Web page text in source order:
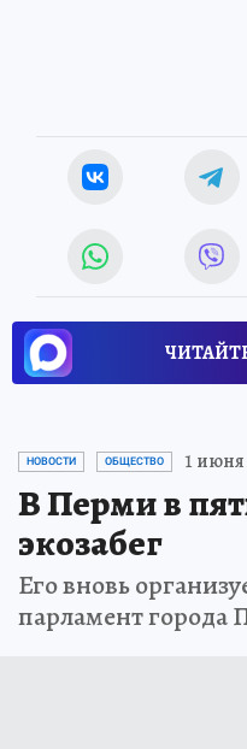
НОВОСТИ ОБЩЕСТВО 1 июня
В Перми в
экозабег
Его вновь
парламент города